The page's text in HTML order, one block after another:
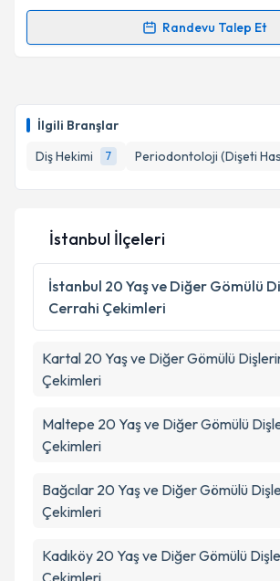
İlgili Branşlar
Diş Hekimi
7 Periodontoloji (Dişeti
Kişisel verilerimin işlenmesine
Metni'ni okudum ve kişisel
Randevu Talep Et
Randevu Takvimi Talebi
takvim hazırlandığında e-posta ile
E-posta Adresiniz
Kişisel verilerimin işlenmesine
Metni'ni okudum ve kişisel
kapsamda işlenmesini kabul
Takvim Talebini
İstanbul İlçeleri
İstanbul 20 Yaş ve Diğer Gömülü
Cerrahi Çekimleri
Kartal 20 Yaş ve Diğer Gömülü
Çekimleri
Maltepe 20 Yaş ve Diğer Gömülü
Çekimleri
Bağcılar 20 Yaş ve Diğer Gömülü
Çekimleri
Kadıköy 20 Yaş ve Diğer Gömülü
Çekimleri